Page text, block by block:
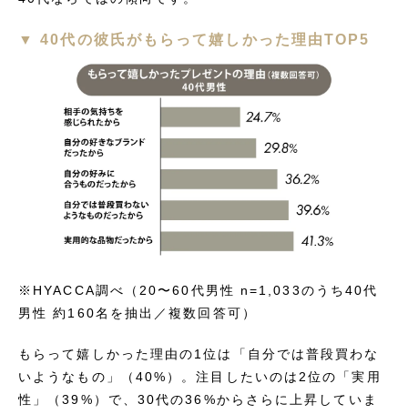
▼ 40代の彼氏がもらって嬉しかった理由TOP5
※HYACCA調べ（20〜60代男性 n=1,033のうち40代
男性 約160名を抽出／複数回答可）
もらって嬉しかった理由の1位は「自分では普段買わな
いようなもの」（40%）。注目したいのは2位の「実用
性」（39%）で、30代の36%からさらに上昇していま